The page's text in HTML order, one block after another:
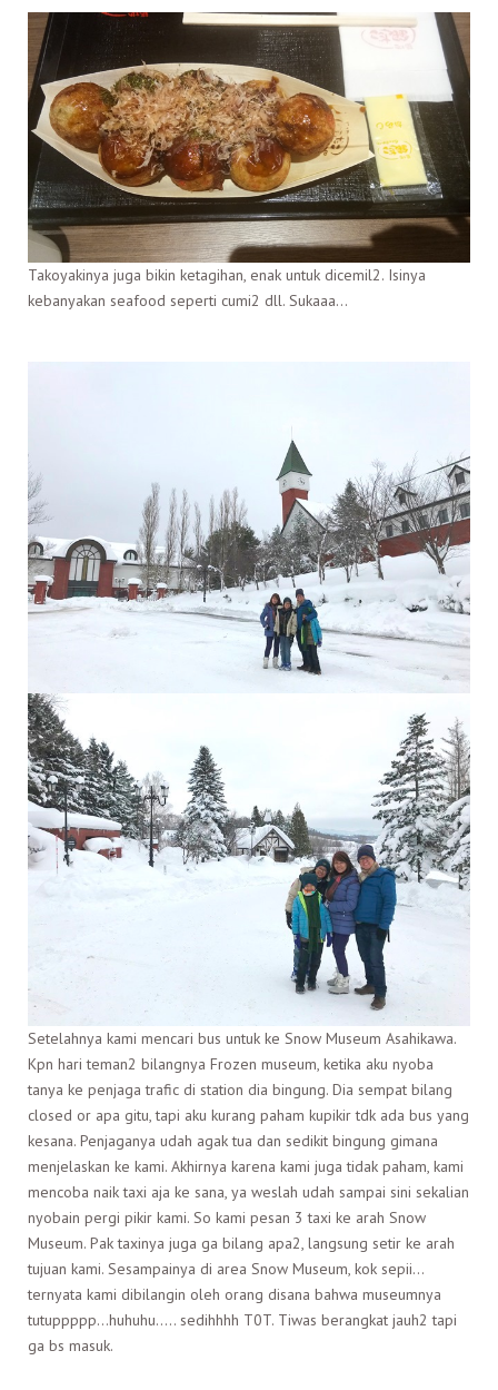
Takoyakinya juga bikin ketagihan, enak untuk dicemil2. Isinya
kebanyakan seafood seperti cumi2 dll. Sukaaa…
Setelahnya kami mencari bus untuk ke Snow Museum Asahikawa.
Kpn hari teman2 bilangnya Frozen museum, ketika aku nyoba
tanya ke penjaga trafic di station dia bingung. Dia sempat bilang
closed or apa gitu, tapi aku kurang paham kupikir tdk ada bus yang
kesana. Penjaganya udah agak tua dan sedikit bingung gimana
menjelaskan ke kami. Akhirnya karena kami juga tidak paham, kami
mencoba naik taxi aja ke sana, ya weslah udah sampai sini sekalian
nyobain pergi pikir kami. So kami pesan 3 taxi ke arah Snow
Museum. Pak taxinya juga ga bilang apa2, langsung setir ke arah
tujuan kami. Sesampainya di area Snow Museum, kok sepii…
ternyata kami dibilangin oleh orang disana bahwa museumnya
tutuppppp…huhuhu….. sedihhhh T0T. Tiwas berangkat jauh2 tapi
ga bs masuk.